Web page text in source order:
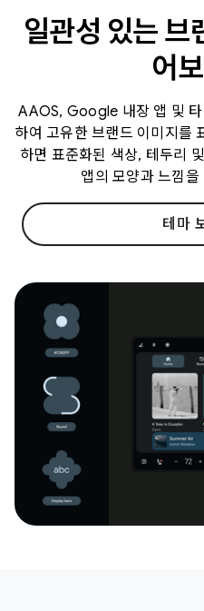
일관성 있는 브
어
AAOS, Google 내장 앱 및
하여 고유한 브랜드 이미지를
하면 표준화된 색상, 테두리
앱의 모양과 느낌
테마